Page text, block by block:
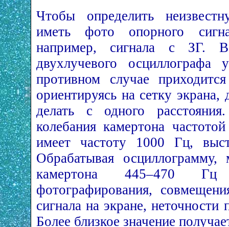
Чтобы определить
иметь фото опорного
например, сигнала с ЗГ.
двухлучевого
противном случае
ориентируясь на сетку экрана,
делать с одного
колебания камертона
имеет частоту 1000 Гц,
Обрабатывая
камертона 445–470 Гц
фотографирования,
сигнала на экране,
Более близкое значение